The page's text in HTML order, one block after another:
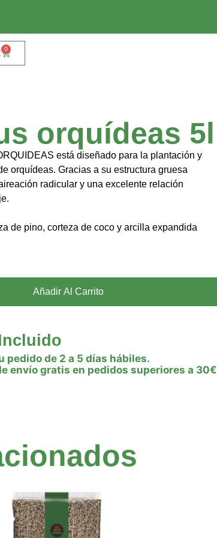
0
orquídeas 5l
está diseñado para la plantación y
orquídeas. Gracias a su estructura gruesa
radicular y una excelente relación
de pino, corteza de coco y arcilla expandida
Añadir Al Carrito
pedido de 2 a 5 días hábiles.
envío gratis en pedidos superiores a